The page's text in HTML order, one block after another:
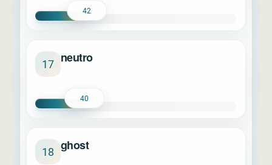
42
17 neutro
40
18 ghost